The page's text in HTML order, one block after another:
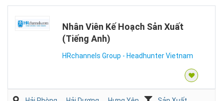
Nhân Viên Kế Hoạch Sản Xuất
(Tiếng Anh)
HRchannels Group - Headhunter Vietnam